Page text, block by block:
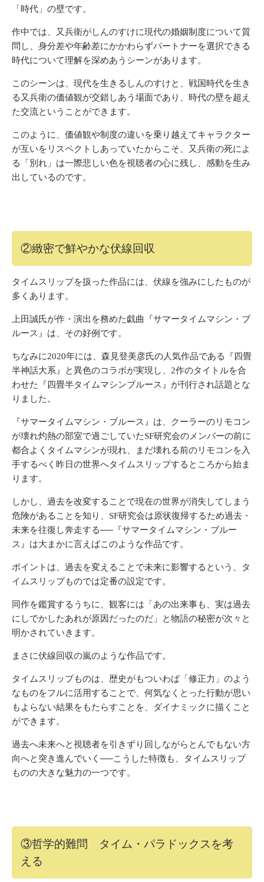
「時代」の壁です。
作中では、又兵衛がしんのすけに現代の婚姻制度について質
問し、身分差や年齢差にかかわらずパートナーを選択できる
時代について理解を深めあうシーンがあります。
このシーンは、現代を生きるしんのすけと、戦国時代を生き
る又兵衛の価値観が交錯しあう場面であり、時代の壁を超え
た交流ということができます。
このように、価値観や制度の違いを乗り越えてキャラクター
が互いをリスペクトしあっていたからこそ、又兵衛の死によ
る「別れ」は一際悲しい色を視聴者の心に残し、感動を生み
出しているのです。
②緻密で鮮やかな伏線回収
タイムスリップを扱った作品には、伏線を強みにしたものが
多くあります。
上田誠氏が作・演出を務めた戯曲『サマータイムマシン・ブ
ルース』は、その好例です。
ちなみに2020年には、森見登美彦氏の人気作品である『四畳
半神話大系』と異色のコラボが実現し、2作のタイトルを合
わせた『四畳半タイムマシンブルース』が刊行され話題とな
りました。
『サマータイムマシン・ブルース』は、クーラーのリモコン
が壊れ灼熱の部室で過ごしていたSF研究会のメンバーの前に
都合よくタイムマシンが現れ、まだ壊れる前のリモコンを入
手するべく昨日の世界へタイムスリップするところから始ま
ります。
しかし、過去を改変することで現在の世界が消失してしまう
危険があることを知り、SF研究会は原状復帰するため過去・
未来を往復し奔走する──『サマータイムマシン・ブルー
ス』は大まかに言えばこのような作品です。
ポイントは、過去を変えることで未来に影響するという、タ
イムスリップものでは定番の設定です。
同作を鑑賞するうちに、観客には「あの出来事も、実は過去
にしでかしたあれが原因だったのだ」と物語の秘密が次々と
明かされていきます。
まさに伏線回収の嵐のような作品です。
タイムスリップものは、歴史がもついわば「修正力」のよう
なものをフルに活用することで、何気なくとった行動が思い
もよらない結果をもたらすことを、ダイナミックに描くこと
ができます。
過去へ未来へと視聴者を引きずり回しながらとんでもない方
向へと突き進んでいく──こうした特徴も、タイムスリップ
ものの大きな魅力の一つです。
③哲学的難問 タイム・パラドックスを考
える